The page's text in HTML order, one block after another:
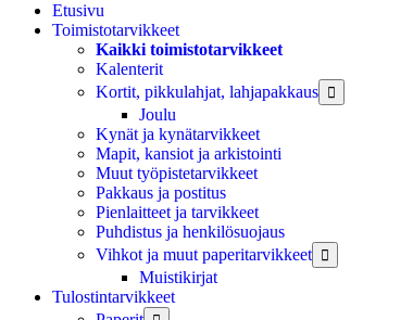
Etusivu
Toimistotarvikkeet
Kaikki toimistotarvikkeet
Kalenterit
Kortit, pikkulahjat, lahjapakkaus

Joulu
Kynät ja kynätarvikkeet
Mapit, kansiot ja arkistointi
Muut työpistetarvikkeet
Pakkaus ja postitus
Pienlaitteet ja tarvikkeet
Puhdistus ja henkilösuojaus
Vihkot ja muut paperitarvikkeet

Muistikirjat
Tulostintarvikkeet